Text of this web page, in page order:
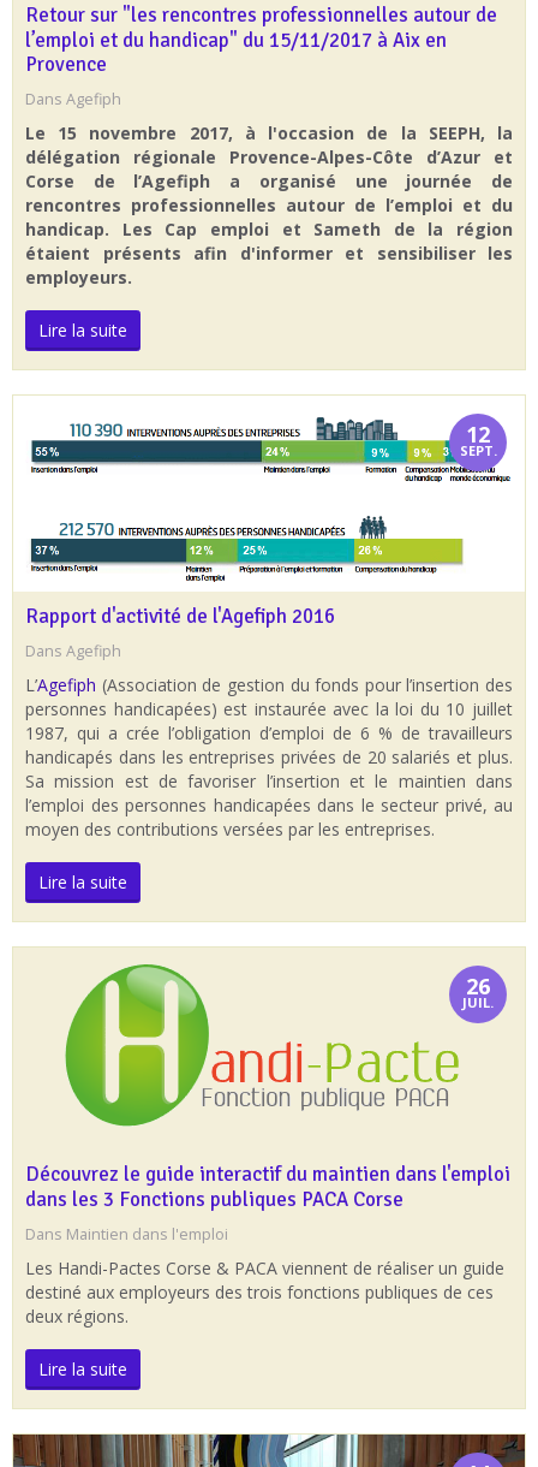
Retour sur "les rencontres professionnelles autour de
l’emploi et du handicap" du 15/11/2017 à Aix en
Provence
Dans Agefiph
Le 15 novembre 2017, à l'occasion de la SEEPH, la
délégation régionale Provence-Alpes-Côte d’Azur et
Corse de l’Agefiph a organisé une journée de
rencontres professionnelles autour de l’emploi et du
handicap. Les Cap emploi et Sameth de la région
étaient présents afin d'informer et sensibiliser les
employeurs.
Lire la suite
12
SEPT.
Rapport d'activité de l'Agefiph 2016
Dans Agefiph
L’Agefiph (Association de gestion du fonds pour l’insertion des
personnes handicapées) est instaurée avec la loi du 10 juillet
1987, qui a crée l’obligation d’emploi de 6 % de travailleurs
handicapés dans les entreprises privées de 20 salariés et plus.
Sa mission est de favoriser l’insertion et le maintien dans
l’emploi des personnes handicapées dans le secteur privé, au
moyen des contributions versées par les entreprises.
Lire la suite
26
JUIL.
Découvrez le guide interactif du maintien dans l'emploi
dans les 3 Fonctions publiques PACA Corse
Dans Maintien dans l'emploi
Les Handi-Pactes Corse & PACA viennent de réaliser un guide
destiné aux employeurs des trois fonctions publiques de ces
deux régions.
Lire la suite